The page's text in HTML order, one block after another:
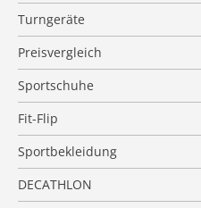
Turngeräte
Preisvergleich
Sportschuhe
Fit-Flip
Sportbekleidung
DECATHLON